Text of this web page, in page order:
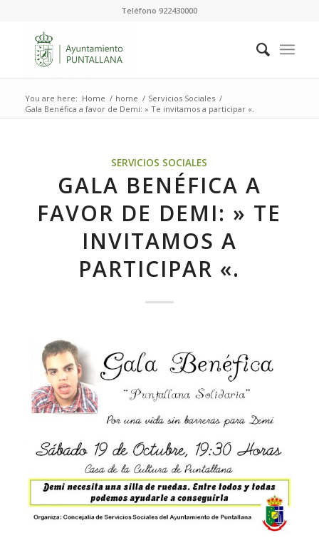
Teléfono 922430000
You are here: Home / home / Servicios Sociales /
Gala Benéfica a favor de Demi: » Te invitamos a participar «.
SERVICIOS SOCIALES
GALA BENÉFICA A
FAVOR DE DEMI: » TE
INVITAMOS A
PARTICIPAR «.